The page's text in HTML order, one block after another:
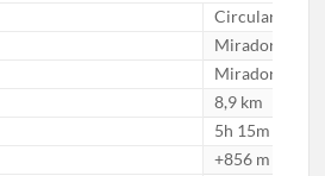
Circular
Mirador de
Mirador de
8,9 km
5h 15m
+856 m